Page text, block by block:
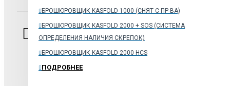
БРОШЮРОВЩИК KASFOLD 1000 (CНЯТ С ПР-ВА)
БРОШЮРОВЩИК KASFOLD 2000 + SOS (СИСТЕМА
ОПРЕДЕЛЕНИЯ НАЛИЧИЯ СКРЕПОК)
БРОШЮРОВЩИК KASFOLD 2000 HCS
ПОДРОБНЕЕ
E-
MAIL:
info@orgtehpoly.com– общие вопросы
dostavka@orgtehpoly.com
запасных частей
support@orgtehpoly.com